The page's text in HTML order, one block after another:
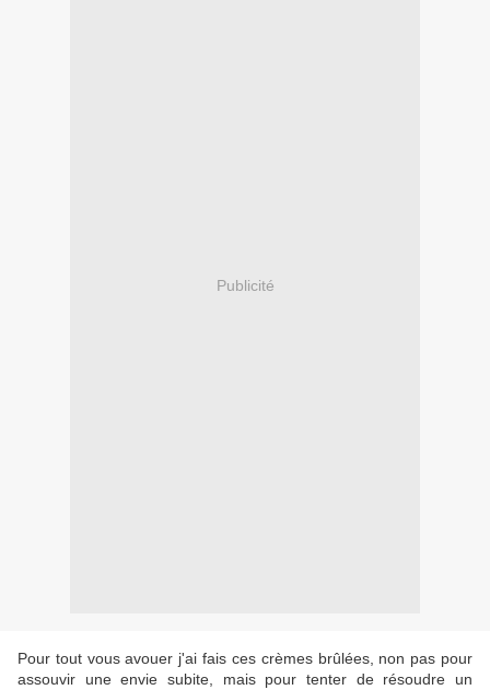
Publicité
Pour tout vous avouer j'ai fais ces crèmes brûlées, non pas pour
assouvir une envie subite, mais pour tenter de résoudre un